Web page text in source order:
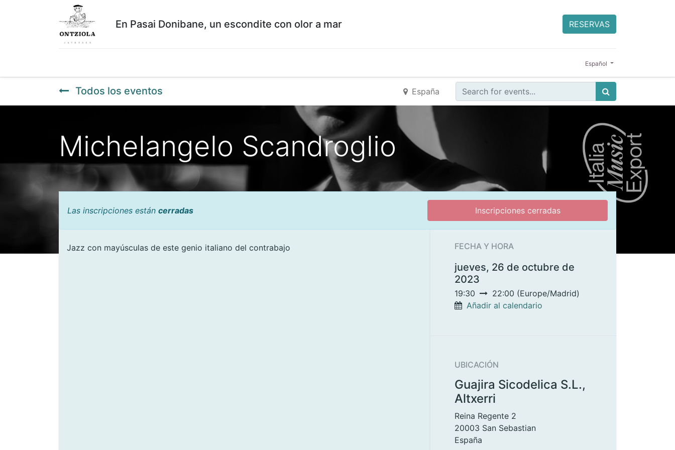
En Pasai Donibane, un escondite con olor a mar RESERVAS
Español
Todos los eventos España
Michelangelo Scandroglio
Las inscripciones están cerradas Inscripciones cerradas
Jazz con mayúsculas de este genio italiano del contrabajo FECHA Y HORA
jueves, 26 de octubre de
2023
19:30 22:00 (Europe/Madrid)
Añadir al calendario
UBICACIÓN
Guajira Sicodelica S.L.,
Altxerri
Reina Regente 2
20003 San Sebastian
España